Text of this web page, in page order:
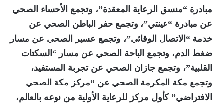
مبادرة “منسق الرعاية المعقدة”، وتجمع الأحساء الصحي
عن مبادرة “عينتي”، وتجمع حفر الباطن الصحي عن
خدمة “الاتصال الوقائي”، وتجمع عسير الصحي عن مسار
ضغط الدم، وتجمع الباحة الصحي عن مسار “السكتات
القلبية”، وتجمع جازان الصحي عن تجربة المستفيد،
وتجمع مكة المكرمة الصحي عن “مركز مكة الصحي
الافتراضي” كأول مركز للرعاية الأولية من نوعه بالعالم،